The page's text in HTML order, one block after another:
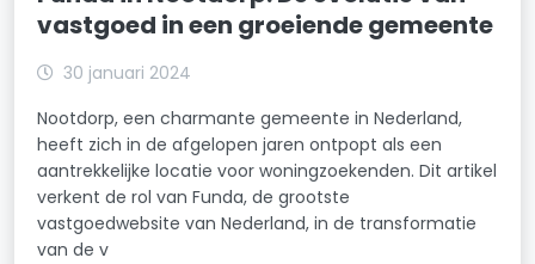
vastgoed in een groeiende gemeente
30 januari 2024
Nootdorp, een charmante gemeente in Nederland,
heeft zich in de afgelopen jaren ontpopt als een
aantrekkelijke locatie voor woningzoekenden. Dit artikel
verkent de rol van Funda, de grootste
vastgoedwebsite van Nederland, in de transformatie
van de v